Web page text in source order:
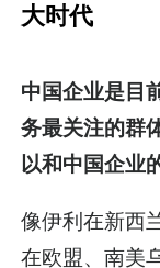
大时代
中国企业是目
务最关注的群
以和中国企业
像伊利在新西
在欧盟、南美